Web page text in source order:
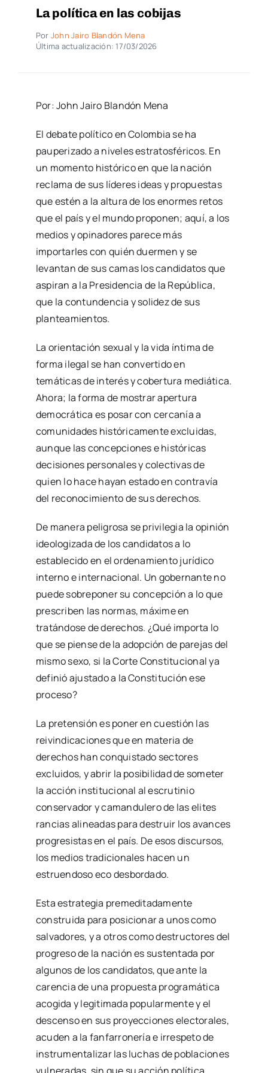
La política en las cobijas
Por John Jairo Blandón Mena
Última actualización: 17/03/2026
Por: John Jairo Blandón Mena
El debate político en Colombia se ha
pauperizado a niveles estratosféricos. En
un momento histórico en que la nación
reclama de sus líderes ideas y propuestas
que estén a la altura de los enormes retos
que el país y el mundo proponen; aquí, a los
medios y opinadores parece más
importarles con quién duermen y se
levantan de sus camas los candidatos que
aspiran a la Presidencia de la República,
que la contundencia y solidez de sus
planteamientos.
La orientación sexual y la vida íntima de
forma ilegal se han convertido en
temáticas de interés y cobertura mediática.
Ahora; la forma de mostrar apertura
democrática es posar con cercanía a
comunidades históricamente excluidas,
aunque las concepciones e históricas
decisiones personales y colectivas de
quien lo hace hayan estado en contravía
del reconocimiento de sus derechos.
De manera peligrosa se privilegia la opinión
ideologizada de los candidatos a lo
establecido en el ordenamiento jurídico
interno e internacional. Un gobernante no
puede sobreponer su concepción a lo que
prescriben las normas, máxime en
tratándose de derechos. ¿Qué importa lo
que se piense de la adopción de parejas del
mismo sexo, si la Corte Constitucional ya
definió ajustado a la Constitución ese
proceso?
La pretensión es poner en cuestión las
reivindicaciones que en materia de
derechos han conquistado sectores
excluidos, y abrir la posibilidad de someter
la acción institucional al escrutinio
conservador y camandulero de las elites
rancias alineadas para destruir los avances
progresistas en el país. De esos discursos,
los medios tradicionales hacen un
estruendoso eco desbordado.
Esta estrategia premeditadamente
construida para posicionar a unos como
salvadores, y a otros como destructores del
progreso de la nación es sustentada por
algunos de los candidatos, que ante la
carencia de una propuesta programática
acogida y legitimada popularmente y el
descenso en sus proyecciones electorales,
acuden a la fanfarronería e irrespeto de
instrumentalizar las luchas de poblaciones